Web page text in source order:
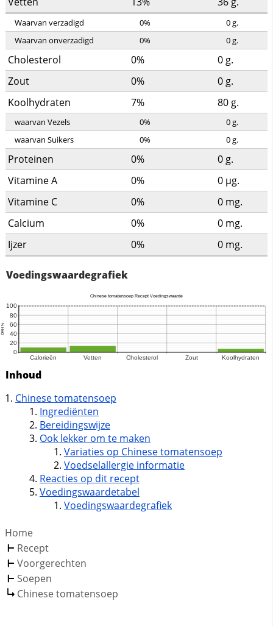
Waarvan verzadigd 0% 0g.
Waarvan onverzadigd
0% 0g.
Cholesterol 0% 0g.
Zout
0% 0g.
Koolhydraten
7% 80g.
waarvan Vezels 0% 0g.
waarvan Suikers
0% 0g.
Proteinen 0% 0g.
Vitamine A
0% 0 µg.
Vitamine C
0% 0 mg.
Calcium
0% 0 mg.
Ijzer
0% 0 mg.
Voedingswaardegrafiek
Inhoud
Chinese tomatensoep
Ingrediënten
Bereidingswijze
Ook lekker om te maken
Variaties op Chinese tomatensoep
Voedselallergie informatie
Reacties op dit recept
Voedingswaardetabel
Voedingswaardegrafiek
Home
Recept
Voorgerechten
Soepen
Chinese tomatensoep